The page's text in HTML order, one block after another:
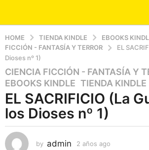
HOME TIENDA KINDLE EBOOKS
FICCIÓN - FANTASÍA Y TERROR
EL
Dioses nº 1)
2
a
ñ
o
s
a
g
CIENCIA FICCIÓN - FANTASÍA Y
EBOOKS KINDLE ,TIENDA KINDLE
EL SACRIFICIO (La
los Dioses nº 1)
by admin 2 años ago